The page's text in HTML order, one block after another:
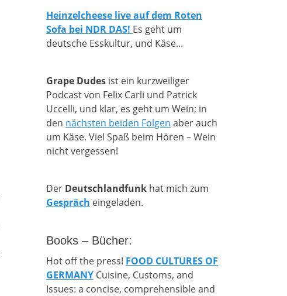
Heinzelcheese live auf dem Roten
Sofa bei NDR DAS! Es geht um
deutsche Esskultur, und Käse...
Grape Dudes ist ein kurzweiliger
Podcast von Felix Carli und Patrick
Uccelli, und klar, es geht um Wein; in
den nächsten beiden Folgen aber auch
um Käse. Viel Spaß beim Hören – Wein
nicht vergessen!
Der Deutschlandfunk hat mich zum
Gespräch eingeladen.
Books – Bücher:
Hot off the press! FOOD CULTURES OF
GERMANY Cuisine, Customs, and
Issues: a concise, comprehensible and